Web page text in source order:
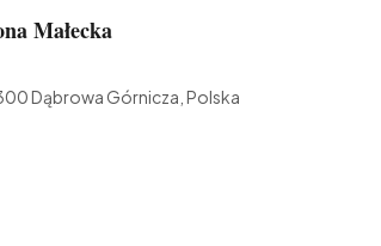
Małecka
Dąbrowa Górnicza, Polska